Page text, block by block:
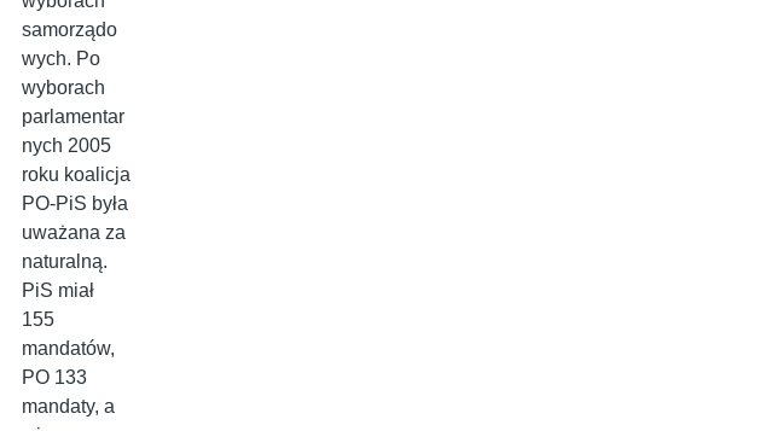
samorządo
wych. Po
wyborach
parlamentar
nych 2005
roku koalicja
PO-PiS była
uważana za
naturalną.
PiS miał
155
mandatów,
PO 133
mandaty, a